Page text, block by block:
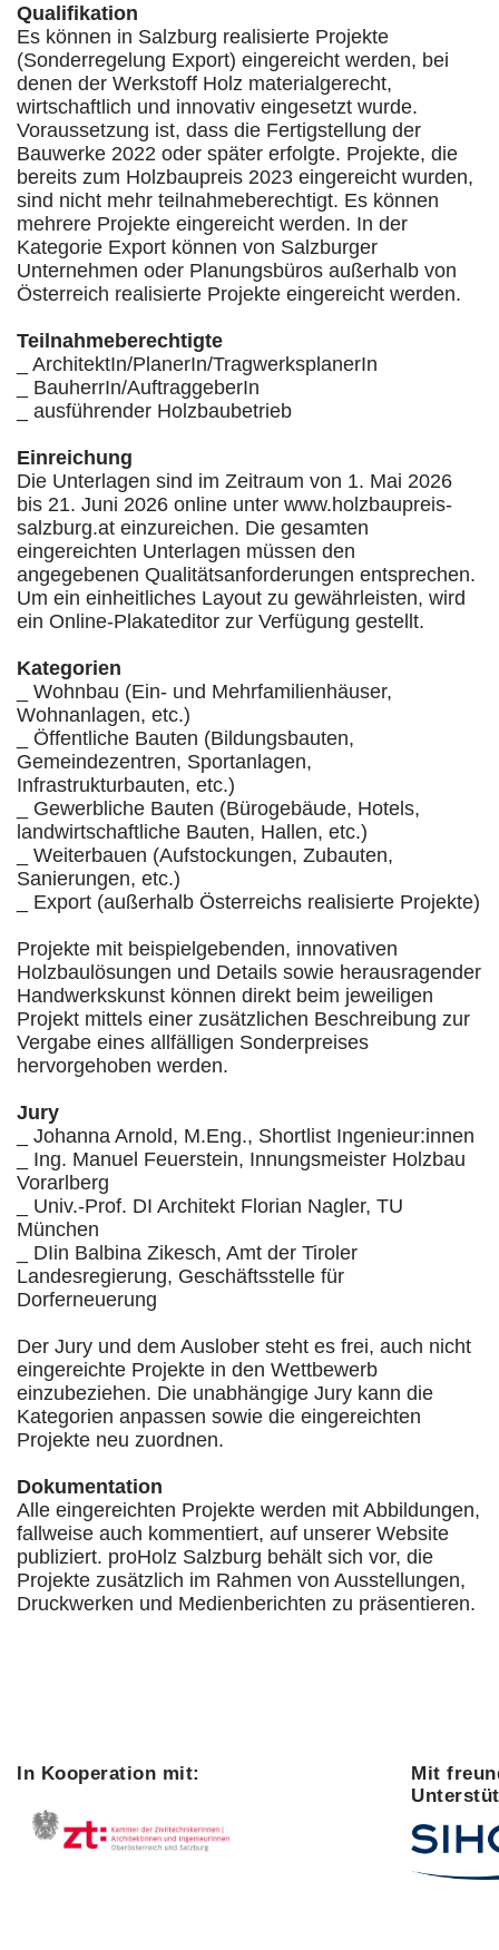
Qualifikation
Es können in Salzburg realisierte Projekte
(Sonderregelung Export) eingereicht werden, bei
denen der Werkstoff Holz materialgerecht,
wirtschaftlich und innovativ eingesetzt wurde.
Voraussetzung ist, dass die Fertigstellung der
Bauwerke 2022 oder später erfolgte. Projekte, die
bereits zum Holzbaupreis 2023 eingereicht wurden,
sind nicht mehr teilnahmeberechtigt. Es können
mehrere Projekte eingereicht werden. In der
Kategorie Export können von Salzburger
Unternehmen oder Planungsbüros außerhalb von
Österreich realisierte Projekte eingereicht werden.
Teilnahmeberechtigte
_ ArchitektIn/PlanerIn/TragwerksplanerIn
_ BauherrIn/AuftraggeberIn
_ ausführender Holzbaubetrieb
Einreichung
Die Unterlagen sind im Zeitraum von 1. Mai 2026
bis 21. Juni 2026 online unter www.holzbaupreis-
salzburg.at einzureichen. Die gesamten
eingereichten Unterlagen müssen den
angegebenen Qualitätsanforderungen entsprechen.
Um ein einheitliches Layout zu gewährleisten, wird
ein Online-Plakateditor zur Verfügung gestellt.
Kategorien
_ Wohnbau (Ein- und Mehrfamilienhäuser,
Wohnanlagen, etc.)
_ Öffentliche Bauten (Bildungsbauten,
Gemeindezentren, Sportanlagen,
Infrastrukturbauten, etc.)
_ Gewerbliche Bauten (Bürogebäude, Hotels,
landwirtschaftliche Bauten, Hallen, etc.)
_ Weiterbauen (Aufstockungen, Zubauten,
Sanierungen, etc.)
_ Export (außerhalb Österreichs realisierte Projekte)
Projekte mit beispielgebenden, innovativen
Holzbaulösungen und Details sowie herausragender
Handwerkskunst können direkt beim jeweiligen
Projekt mittels einer zusätzlichen Beschreibung zur
Vergabe eines allfälligen Sonderpreises
hervorgehoben werden.
Jury
_ Johanna Arnold, M.Eng., Shortlist Ingenieur:innen
_ Ing. Manuel Feuerstein, Innungsmeister Holzbau
Vorarlberg
_ Univ.-Prof. DI Architekt Florian Nagler, TU
München
_ DIin Balbina Zikesch, Amt der Tiroler
Landesregierung, Geschäftsstelle für
Dorferneuerung
Der Jury und dem Auslober steht es frei, auch nicht
eingereichte Projekte in den Wettbewerb
einzubeziehen. Die unabhängige Jury kann die
Kategorien anpassen sowie die eingereichten
Projekte neu zuordnen.
Dokumentation
Alle eingereichten Projekte werden mit Abbildungen,
fallweise auch kommentiert, auf unserer Website
publiziert. proHolz Salzburg behält sich vor, die
Projekte zusätzlich im Rahmen von Ausstellungen,
Druckwerken und Medienberichten zu präsentieren.
In Kooperation mit:
Mit